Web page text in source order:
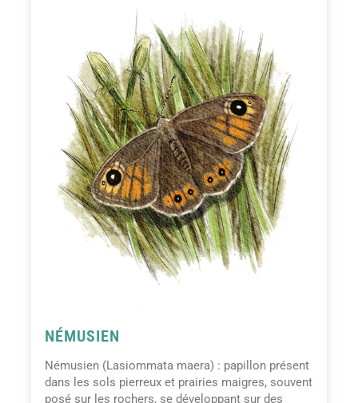
NÉMUSIEN
Némusien (Lasiommata maera) : papillon présent
dans les sols pierreux et prairies maigres, souvent
posé sur les rochers, se développant sur des